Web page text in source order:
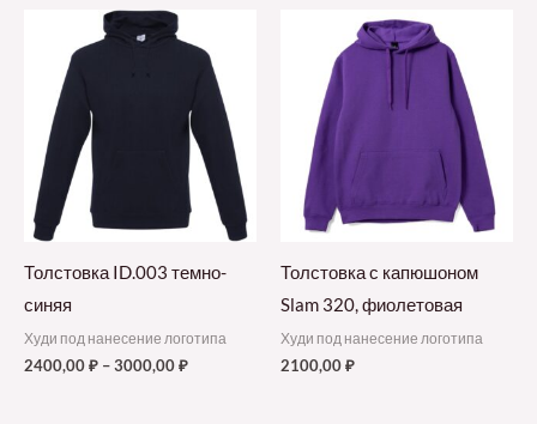
Толстовка ID.003 темно-
синяя
Худи под нанесение логотипа
2400,00₽ –3000,00₽
Толстовка с капюшоном
Slam 320, фиолетовая
Худи под нанесение логотипа
2100,00₽